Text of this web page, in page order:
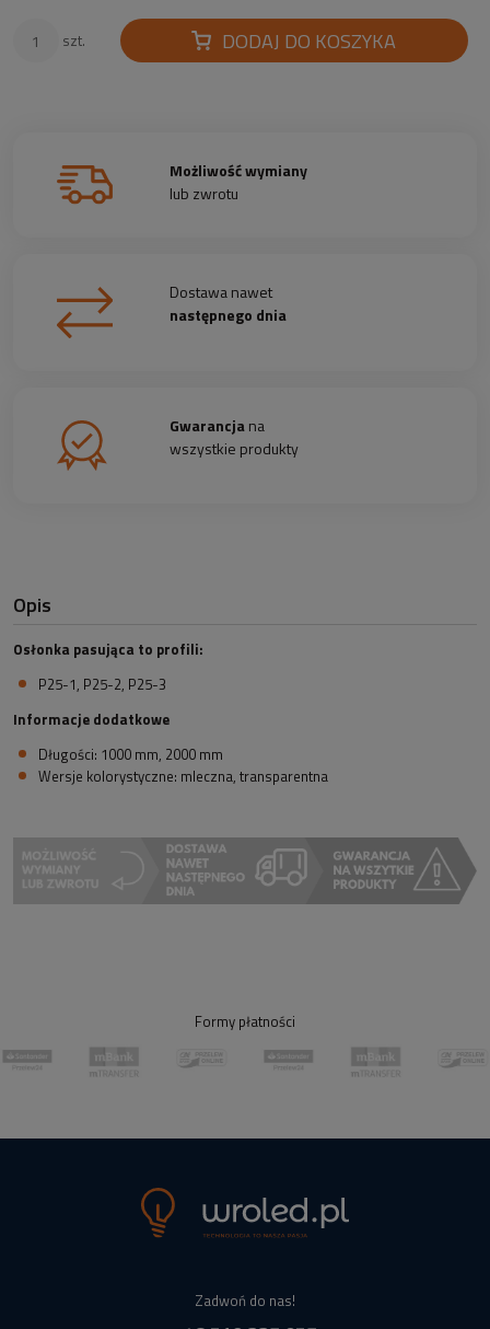
szt. DODAJ DO KOSZYKA
Możliwość wymiany
lub zwrotu
Dostawa nawet
następnego dnia
Gwarancjana
wszystkie produkty
Opis
Osłonka pasująca to profili:
P25-1, P25-2, P25-3
Informacje dodatkowe
Długości: 1000 mm, 2000 mm
Wersje kolorystyczne: mleczna, transparentna
Formy płatności
Zadwoń do nas!